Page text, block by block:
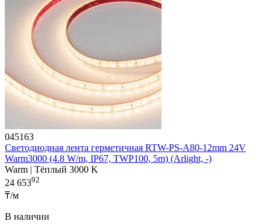
045163
Светодиодная лента герметичная RTW-PS-A80-12mm 24V
Warm3000 (4.8 W/m, IP67, TWP100, 5m) (Arlight, -)
Warm | Тёплый 3000 K
24 65392
₸/м
В наличии